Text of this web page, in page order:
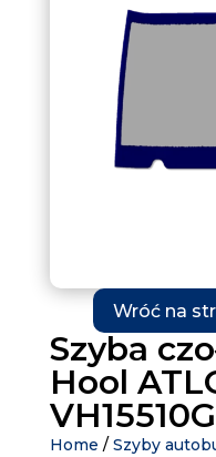
Wróć na
Szyba
Hool
Home / Szyby